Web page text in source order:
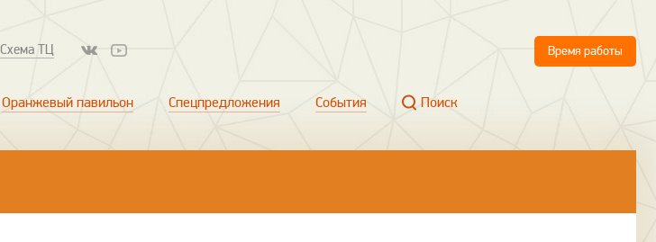
Схема ТЦ Время работы
Оранжевый павильон Спецпредложения События Поиск